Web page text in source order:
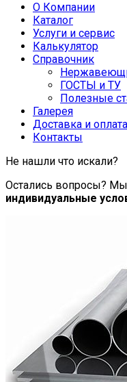
О Компании
Каталог
Услуги и сервис
Калькулятор
Справочник
ГОСТЫ и ТУ
Полезные
Галерея
Доставка и оплата
Контакты
Не нашли что искали?
Остались вопросы?
индивидуальные